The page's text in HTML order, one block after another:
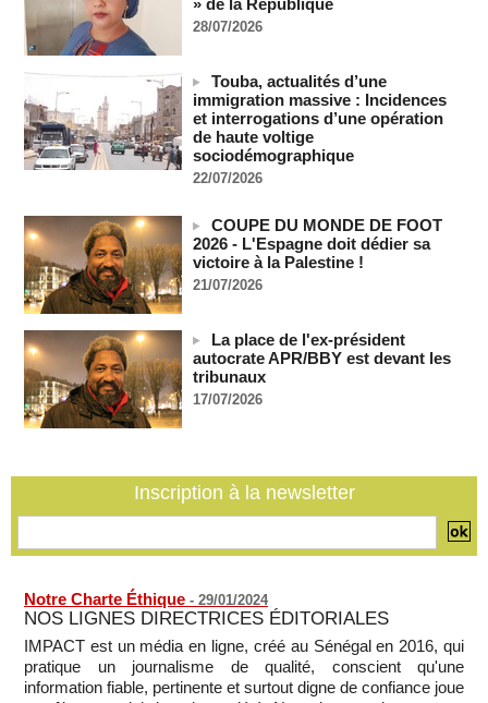
Au Nigeria, plus de 300 victimes d’enlèvements ont été
libérées
Soutenir l’intégrité de l’information à Sao Tomé-et-Principe à
l’approche des élections
06/08/2026 -
Taïwan bloque un pont stratégique lors de la simulation d'une
Les Bourses mondiales suspendues au Moyen-Orient,
records en Europe
06/08/2026 -
Soudan du Sud : Les avocats de Riek Machar sollicitent un
accès à leur client avant la prochaine audience
06/08/2026 -
France-Algérie: l'affaire Mehdi Laribi relance la coopération
policière contre le narcotrafic
06/08/2026 -
28/07/2026
Touba, actualités d’une
immigration massive : Incidences
et interrogations d’une opération
de haute voltige
sociodémographique
22/07/2026
COUPE DU MONDE DE FOOT
2026 - L'Espagne doit dédier sa
victoire à la Palestine !
21/07/2026
La place de l'ex-président
autocrate APR/BBY est devant les
tribunaux
17/07/2026
Inscription à la newsletter
Notre Charte Éthique - 29/01/2024
NOS LIGNES DIRECTRICES ÉDITORIALES
IMPACT est un média en ligne, créé au Sénégal en 2016, qui
pratique un journalisme de qualité, conscient qu'une
information fiable, pertinente et surtout digne de confiance joue